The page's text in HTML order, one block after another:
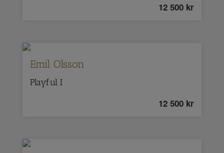
12 500 kr
Emil Olsson
Playful I
12 500 kr